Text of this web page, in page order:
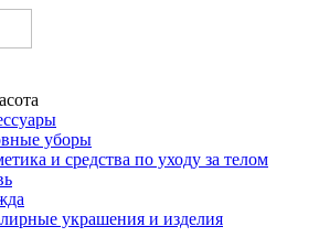
уборы
и средства по уходу за телом
украшения и изделия